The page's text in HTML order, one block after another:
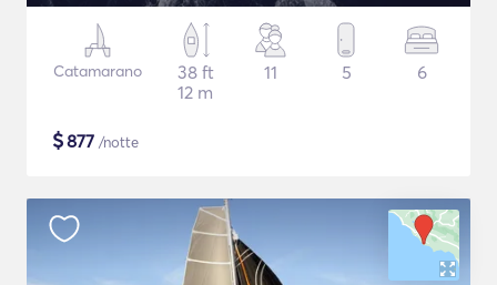
Catamarano
38 ft
12 m
11 5 6
$877 /notte